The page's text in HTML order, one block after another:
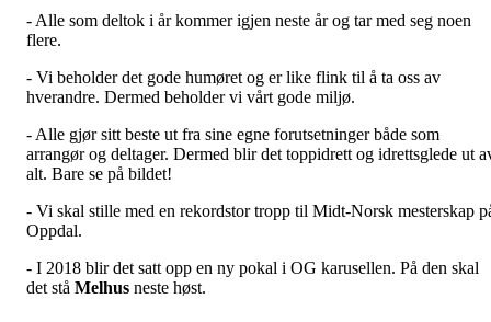
- Alle som deltok i år kommer igjen neste år og tar med seg noen
flere.
- Vi beholder det gode humøret og er like flink til å ta oss av
hverandre. Dermed beholder vi vårt gode miljø.
- Alle gjør sitt beste ut fra sine egne forutsetninger både som
arrangør og deltager. Dermed blir det toppidrett og idrettsglede ut
alt. Bare se på bildet!
- Vi skal stille med en rekordstor tropp til Midt-Norsk mesterskap
Oppdal.
- I 2018 blir det satt opp en ny pokal i OG karusellen. På den skal
det stå Melhus neste høst.